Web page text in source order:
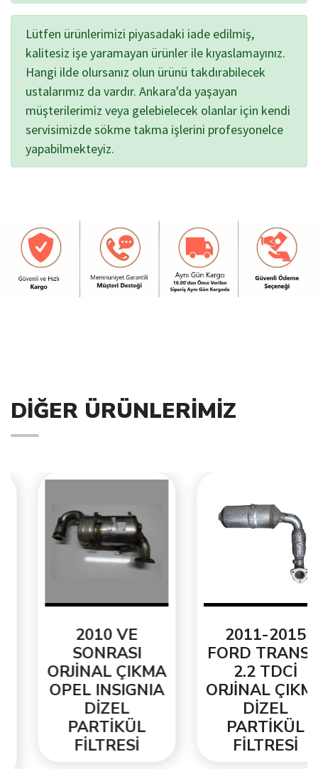
Lütfen ürünlerimizi piyasadaki iade edilmiş,
kalitesiz işe yaramayan ürünler ile kıyaslamayınız.
Hangi ilde olursanız olun ürünü takdırabilecek
ustalarımız da vardır. Ankara'da yaşayan
müşterilerimiz veya gelebielecek olanlar için kendi
servisimizde sökme takma işlerini profesyonelce
yapabilmekteyiz.
DIĞER ÜRÜNLERIMIZ
2010 VE
SONRASI
ORJİNAL ÇIKMA
OPEL INSIGNIA
DİZEL
PARTİKÜL
FİLTRESİ
2011-2015
FORD TRANSİT
2.2 TDCİ
ORJİNAL ÇIKMA
DİZEL
PARTİKÜL
FİLTRESİ